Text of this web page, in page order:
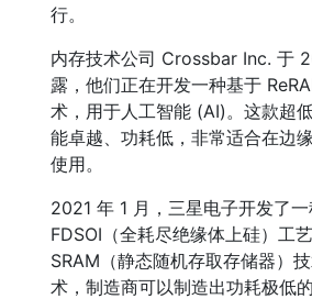
行。
内存技术公司 Crossbar Inc. 于
露，他们正在开发一种基于
术，用于人工智能 (AI)。这款超
能卓越、功耗低，非常适合在边
使用。
2021 年 1 月，三星电子开发了
FDSOI（全耗尽绝缘体上硅）工
SRAM（静态随机存取存储器）
术，制造商可以制造出功耗极低